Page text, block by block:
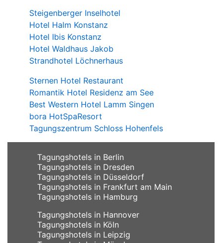
Steigenberger Inselhotel
Hotel Halm Konstanz
Hotel Ibis Konstanz
Hotel Waldhaus Jakob
Strandhotel Löchnerhaus
Sternen Hotel Restaurant
Romantik Hotel Residenz am See
Best Western Hotel Lamm Singen
bora HotSpaResort
Tagungszentrum Schloss Hohenfels
Tagungshotels in Berlin
Tagungshotels in Dresden
Tagungshotels in Düsseldorf
Tagungshotels in Frankfurt am Main
Tagungshotels in Hamburg
Tagungshotels in Hannover
Tagungshotels in Köln
Tagungshotels in Leipzig